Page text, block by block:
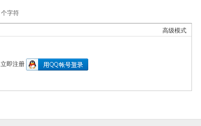
个字符
高级模式
立即注册